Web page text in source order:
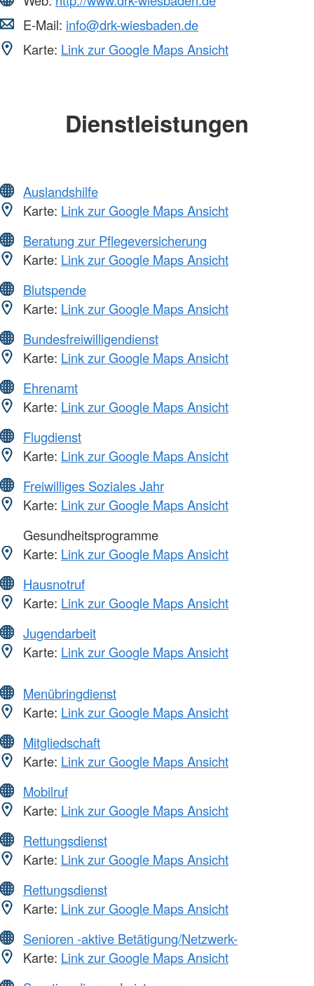
E-Mail: info@drk-wiesbaden.de
Karte: Link zur Google Maps Ansicht
Dienstleistungen
Auslandshilfe
Karte: Link zur Google Maps Ansicht
Beratung zur Pflegeversicherung
Karte: Link zur Google Maps Ansicht
Blutspende
Karte: Link zur Google Maps Ansicht
Bundesfreiwilligendienst
Karte: Link zur Google Maps Ansicht
Ehrenamt
Karte: Link zur Google Maps Ansicht
Flugdienst
Karte: Link zur Google Maps Ansicht
Freiwilliges Soziales Jahr
Karte: Link zur Google Maps Ansicht
Gesundheitsprogramme
Karte: Link zur Google Maps Ansicht
Hausnotruf
Karte: Link zur Google Maps Ansicht
Jugendarbeit
Karte: Link zur Google Maps Ansicht
Menübringdienst
Karte: Link zur Google Maps Ansicht
Mitgliedschaft
Karte: Link zur Google Maps Ansicht
Mobilruf
Karte: Link zur Google Maps Ansicht
Rettungsdienst
Karte: Link zur Google Maps Ansicht
Rettungsdienst
Karte: Link zur Google Maps Ansicht
Senioren -aktive Betätigung/Netzwerk-
Karte: Link zur Google Maps Ansicht